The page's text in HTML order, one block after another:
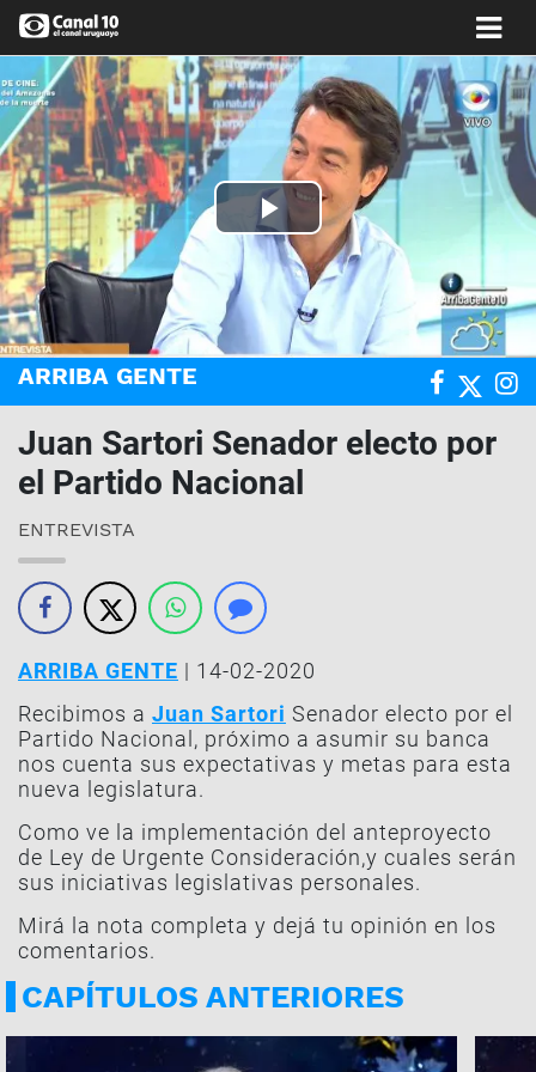
Play
Video
ARRIBA GENTE
Juan Sartori Senador electo por
el Partido Nacional
ENTREVISTA
ARRIBA GENTE | 14-02-2020
Recibimos a Juan Sartori Senador electo por el
Partido Nacional, próximo a asumir su banca
nos cuenta sus expectativas y metas para esta
nueva legislatura.
Como ve la implementación del anteproyecto
de Ley de Urgente Consideración,y cuales serán
sus iniciativas legislativas personales.
Mirá la nota completa y dejá tu opinión en los
comentarios.
CAPÍTULOS ANTERIORES